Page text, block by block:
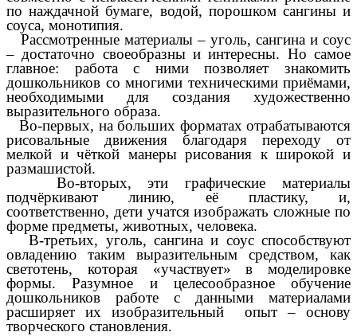
по наждачной бумаге, водой, порошком сангины и
соуса, монотипия.
Рассмотренные материалы – уголь, сангина и соус
– достаточно своеобразны и интересны. Но самое
главное: работа с ними позволяет знакомить
дошкольников со многими техническими приёмами,
необходимыми для создания художественно
выразительного образа.
Во-первых, на больших форматах отрабатываются
рисовальные движения благодаря переходу от
мелкой и чёткой манеры рисования к широкой и
размашистой.
Во-вторых, эти графические материалы
подчёркивают линию, её пластику, и,
соответственно, дети учатся изображать сложные по
форме предметы, животных, человека.
В-третьих, уголь, сангина и соус способствуют
овладению таким выразительным средством, как
светотень, которая «участвует» в моделировке
формы. Разумное и целесообразное обучение
дошкольников работе с данными материалами
расширяет их изобразительный опыт – основу
творческого становления.